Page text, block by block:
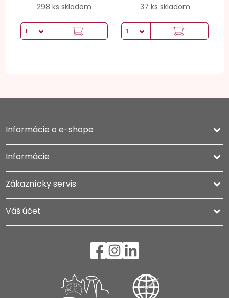
298 ks skladom
37 ks skladom
Informácie o e-shope keyboard_arrow_down
Informácie 
Zákaznícky servis 
Váš účet 